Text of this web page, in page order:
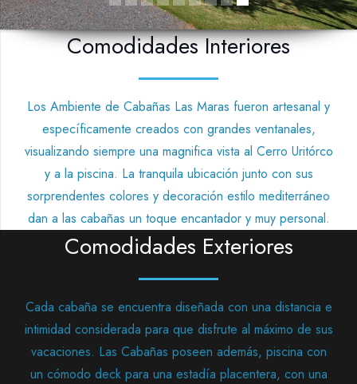
Comodidades Interiores
Los Ambiente de Cabañas Las Maras fueron artesanal y
específicamente creados con grandes ventanales,
visualizando siempre una magnifica vista al Cerro Uritórco
y a la piscina. La tranquila ubicación junto con sus
sorprendentes colores y decoración estilo mediterráneo
dan a las cabañas un toque encantador y muy personal.
Comodidades Exteriores
Cada cabaña se encuentra diseñada con una distancia e
intimidad considerada para que disfrute al máximo de sus
vacaciones. Las Cabañas poseen además, piscina con
un cómodo deck para una estadía placentera, con una